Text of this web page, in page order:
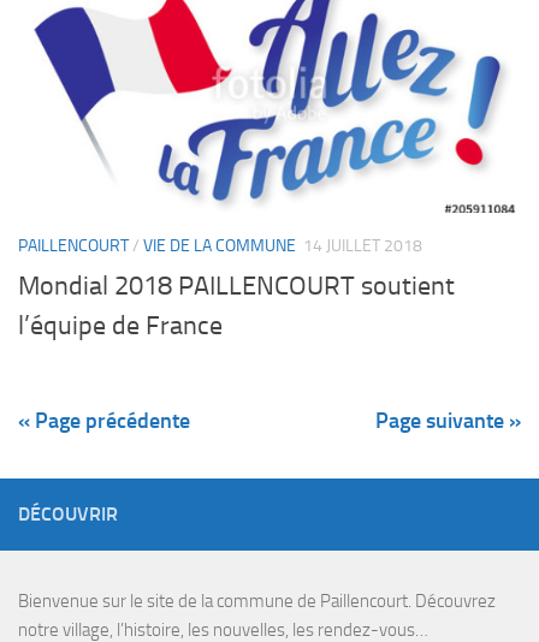
PAILLENCOURT/ VIE DE LA COMMUNE 14 JUILLET 2018
Mondial 2018 PAILLENCOURT soutient
l’équipe de France
« Page précédente Page suivante »
DÉCOUVRIR
Bienvenue sur le site de la commune de Paillencourt. Découvrez
notre village, l’histoire, les nouvelles, les rendez-vous…